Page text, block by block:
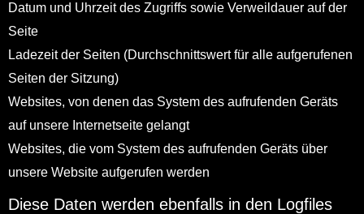
Datum und Uhrzeit des Zugriffs sowie Verweildauer auf der
Seite
Ladezeit der Seiten (Durchschnittswert für alle aufgerufenen
Seiten der Sitzung)
Websites, von denen das System des aufrufenden Geräts
auf unsere Internetseite gelangt
Websites, die vom System des aufrufenden Geräts über
unsere Website aufgerufen werden
Diese Daten werden ebenfalls in den Logfiles